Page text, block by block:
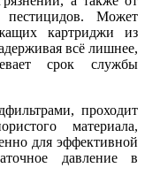
пестицидов. Может
картриджи из
всё лишнее,
срок службы
проходит
материала,
для эффективной
давление в